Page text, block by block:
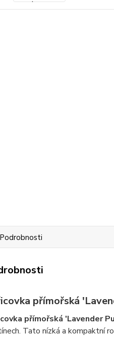
Podrobnosti
přímořská
přímořská 'Lavender
Tato nízká a kompaktní